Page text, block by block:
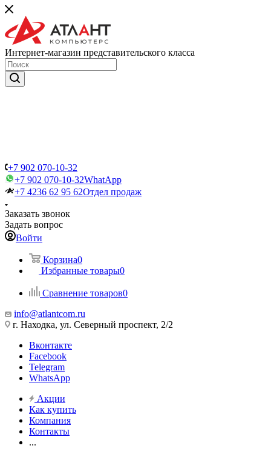
Интернет-магазин представительского класса
+7 902 070-10-32
+7 902 070-10-32WhatApp
+7 4236 62 95 62Отдел продаж
Заказать звонок
Задать вопрос
Войти
Корзина0
Избранные товары0
Сравнение товаров0
info@atlantcom.ru
г. Находка, ул. Северный проспект, 2/2
Вконтакте
Facebook
Telegram
WhatsApp
Акции
Как купить
Компания
Контакты
...